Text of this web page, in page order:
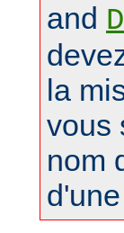
and
la
vous
nom